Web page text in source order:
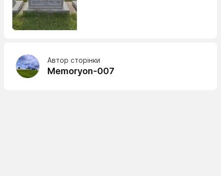
Автор сторінки
Memoryon-007